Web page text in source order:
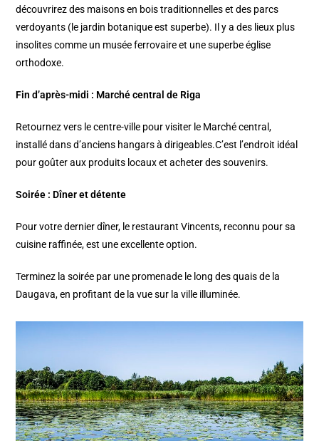
découvrirez des maisons en bois traditionnelles et des parcs
verdoyants (le jardin botanique est superbe).​ Il y a des lieux plus
insolites comme un musée ferrovaire et une superbe église
orthodoxe.
Fin d’après-midi : Marché central de Riga
Retournez vers le centre-ville pour visiter le Marché central,
installé dans d’anciens hangars à dirigeables.C’est l’endroit idéal
pour goûter aux produits locaux et acheter des souvenirs.​
Soirée : Dîner et détente
Pour votre dernier dîner, le restaurant Vincents, reconnu pour sa
cuisine raffinée, est une excellente option.​
Terminez la soirée par une promenade le long des quais de la
Daugava, en profitant de la vue sur la ville illuminée.